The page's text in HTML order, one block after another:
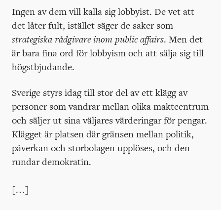
Ingen av dem vill kalla sig lobbyist. De vet att
det låter fult, istället säger de saker som
strategiska rådgivare inom public affairs. Men det
är bara fina ord för lobbyism och att sälja sig till
högstbjudande.
Sverige styrs idag till stor del av ett klägg av
personer som vandrar mellan olika maktcentrum
och säljer ut sina väljares värderingar för pengar.
Klägget är platsen där gränsen mellan politik,
påverkan och storbolagen upplöses, och den
rundar demokratin.
[…]